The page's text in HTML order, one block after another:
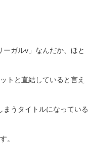
ーガルv」なんだか、ほと
トと直結していると言え
まうタイトルになっている
。